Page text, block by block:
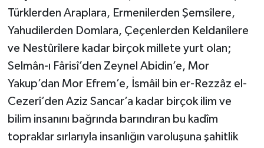
Türklerden Araplara, Ermenilerden Şemsîlere,
Yahudilerden Domlara, Çeçenlerden Keldanîlere
ve Nestûrîlere kadar birçok millete yurt olan;
Selmân-ı Fârisî’den Zeynel Abidin’e, Mor
Yakup’dan Mor Efrem’e, İsmâil bin er-Rezzâz el-
Cezerî’den Aziz Sancar’a kadar birçok ilim ve
bilim insanını bağrında barındıran bu kadîm
topraklar sırlarıyla insanlığın varoluşuna şahitlik